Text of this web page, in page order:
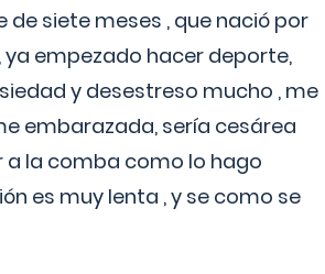
siete meses , que nació por
empezado hacer deporte,
y desestreso mucho , me
embarazada, sería cesárea
a la comba como lo hago
es muy lenta , y se como se